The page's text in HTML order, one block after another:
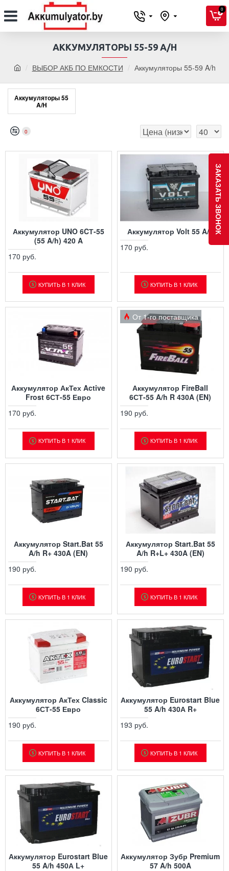
0
ВЫБОР АКБ ПО ЕМКОСТИ Аккумуляторы 55-59 A/h
АККУМУЛЯТОРЫ 55-59 A/H
Аккумуляторы 55
A/H
0
Аккумулятор UNO 6CТ-55
(55 A/h) 420 A
170 руб.
КУПИТЬ В 1 КЛИК
Аккумулятор Volt 55 A/h
170 руб.
КУПИТЬ В 1 КЛИК
Аккумулятор АкТех Active
Frost 6СТ-55 Евро
170 руб.
КУПИТЬ В 1 КЛИК
От 1-го поставщика
Аккумулятор FireBall
6СТ-55 A/h R 430A (EN)
190 руб.
КУПИТЬ В 1 КЛИК
Аккумулятор Start.Bat 55
A/h R+ 430A (EN)
190 руб.
КУПИТЬ В 1 КЛИК
Аккумулятор Start.Bat 55
A/h R+L+ 430A (EN)
190 руб.
КУПИТЬ В 1 КЛИК
Аккумулятор АкТех Classic
6СТ-55 Евро
190 руб.
КУПИТЬ В 1 КЛИК
Аккумулятор Eurostart Blue
55 A/h 430А R+
193 руб.
КУПИТЬ В 1 КЛИК
Аккумулятор Eurostart Blue
55 A/h 450А L+
Аккумулятор Зубр Premium
57 A/h 500A
ЗАКАЗАТЬ ЗВОНОК